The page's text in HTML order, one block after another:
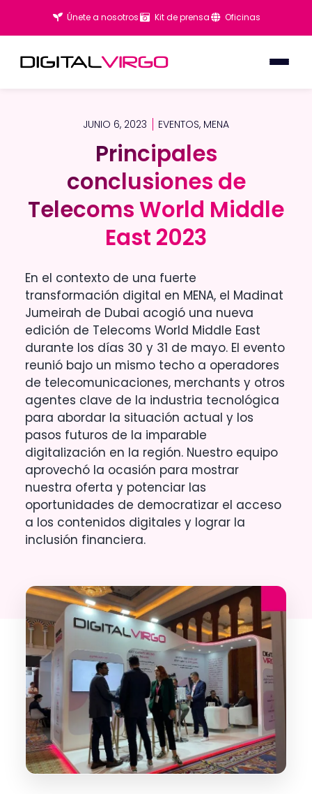
Únete a nosotros Kit de prensa Oficinas
JUNIO 6, 2023 EVENTOS, MENA
Principales
conclusiones de
Telecoms World Middle
East 2023
Principales
conclusiones de
Telecoms World Middle
East 2023
En el contexto de una fuerte
transformación digital en MENA, el Madinat
Jumeirah de Dubai acogió una nueva
edición de Telecoms World Middle East
durante los días 30 y 31 de mayo. El evento
reunió bajo un mismo techo a operadores
de telecomunicaciones, merchants y otros
agentes clave de la industria tecnológica
para abordar la situación actual y los
pasos futuros de la imparable
digitalización en la región. Nuestro equipo
aprovechó la ocasión para mostrar
nuestra oferta y potenciar las
oportunidades de democratizar el acceso
a los contenidos digitales y lograr la
inclusión financiera.